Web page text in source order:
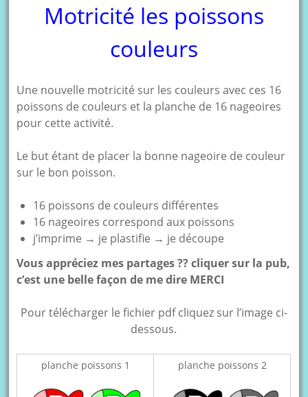
Motricité les poissons
couleurs
Une nouvelle motricité sur les couleurs avec ces 16
poissons de couleurs et la planche de 16 nageoires
pour cette activité.
Le but étant de placer la bonne nageoire de couleur
sur le bon poisson.
16 poissons de couleurs différentes
16 nageoires correspond aux poissons
j’imprime → je plastifie → je découpe
Vous appréciez mes partages ?? cliquer sur la pub,
c’est une belle façon de me dire MERCI
Pour télécharger le fichier pdf cliquez sur l’image ci-
dessous.
planche poissons 1 planche poissons 2